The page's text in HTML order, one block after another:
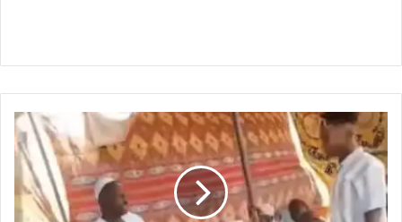
عريس
يمزق
قسيمة
الزواج
أمام
الجميع